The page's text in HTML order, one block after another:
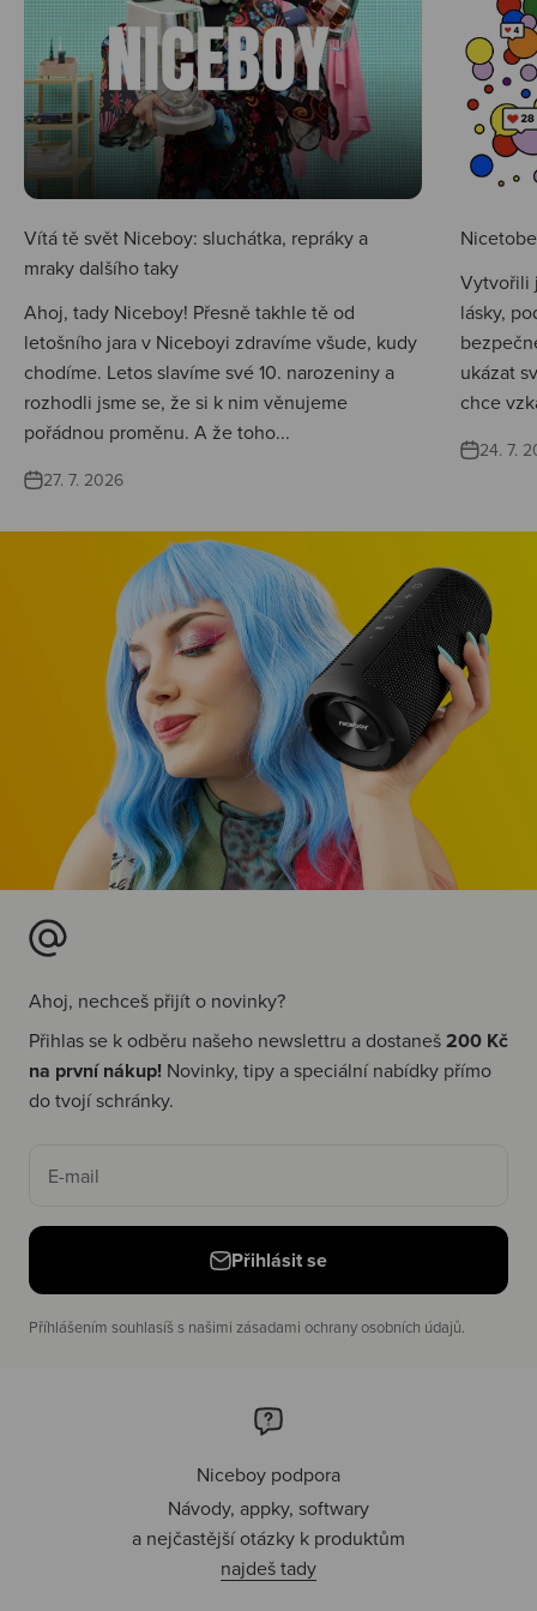
Vítá tě svět Niceboy: sluchátka, repráky a
mraky dalšího taky
Ahoj, tady Niceboy! Přesně takhle tě od
letošního jara v Niceboyi zdravíme všude, kudy
chodíme. Letos slavíme své 10. narozeniny a
rozhodli jsme se, že si k nim věnujeme
pořádnou proměnu. A že toho...
27. 7. 2026
Vytvořili
lásky,
ukázat
chce
24. 7.
Ahoj, nechceš přijít o novinky?
Přihlas se k odběru našeho newslettru a dostaneš200 Kč
na první nákup! Novinky, tipy a speciální nabídky přímo
do tvojí schránky.
E-mail
Přihlásit se
Příhlášením souhlasíš s našimi zásadami ochrany osobních údajů.
Niceboy podpora
Návody, appky, softwary
a nejčastější otázky k produktům
najdeš tady